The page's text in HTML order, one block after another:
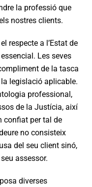
la professió que
nostres clients.
respecte a l’Estat de
Les seves
de la tasca
legislació aplicable.
professional,
de la Justícia, així
confiat per tal de
no consisteix
del seu client sinó,
assessor.
diverses